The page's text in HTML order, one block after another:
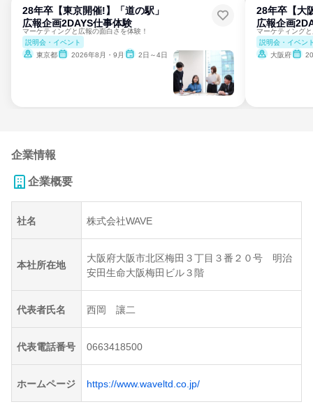
28年卒【東京開催!】「道の駅」
広報企画2DAYS仕事体験
マーケティングと広報の面白さを体験！
説明会・イベント
東京都
2026年8月・9月 2日～4日
28年卒【大
広報企画
マーケティング
説明会・イベン
大阪府
企業情報
企業概要
社名 株式会社WAVE
本社所在地
大阪府大阪市北区梅田３丁目３番２０号 明治
安田生命大阪梅田ビル３階
代表者氏名 西岡 讓二
代表電話番号 0663418500
ホームページ https://www.waveltd.co.jp/